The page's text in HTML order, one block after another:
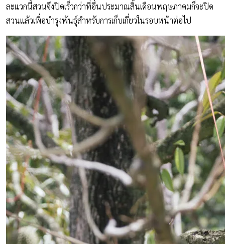
ละแวกนี้สวนจึงปิดเร็วกว่าที่อื่นประมาณสิ้นเดือนพฤษภาคมก็จะปิด
สวนแล้วเพื่อบำรุงพันธุ์สำหรับการเก็บเกี่ยวในรอบหน้าต่อไป